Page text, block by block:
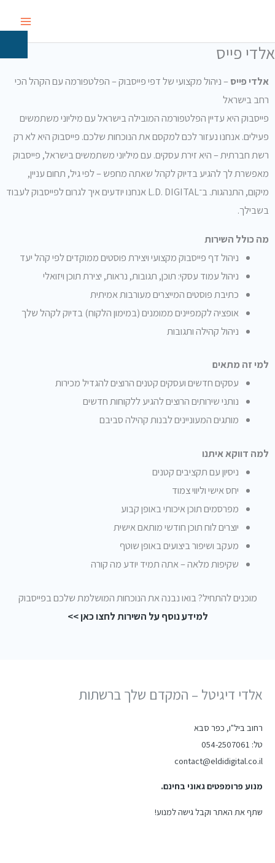
אלדי פייס
אלדי פייס– ניהול מקצועי של דפי פייסבוק – הפלטפורמה עם הקהל הכי
רחב בישראל
פייסבוק היא עדיין הפלטפורמה המובילה בישראל עם מיליוני משתמשים
פעילים. אנחנו נעזור לכם למקסם את הנוכחות שלכם. פייסבוק היא לא רק
רשת חברתית – היא זירת עסקים. עם מיליוני משתמשים בישראל, פייסבוק
מאפשרת לך להגיע בדיוק לקהל שאתה מחפש – לפי גיל, תחום עניין,
מיקום, התנהגות. ב־L.D. DIGITAL אנחנו יודעים איך לגרום לפייסבוק לעבוד
בשבילך.
מה כולל השירות
ניהול דף פייסבוק מקצועי ויצירת פוסטים ממוקדים לפי קהל יעד
ניהול עמוד עסקי: תוכן, תגובות, נראות, יצירת תוכן ויזואלי
כתיבת פוסטים המייצרים מעורבות אמיתית
אופציה לקמפיינים ממומנים (במימון הלקוח) בדיוק לקהל שלך
ניהול קהילה ותגובות
למי זה מתאים
עסקים חדשים ועסקים קטנים הרוצים להגדיל מכירות
נותני שירותים הרוצים להגיע ללקוחות חדשים
מותגים המעוניינים לבנות קהילה סביבם
למה דווקא איתנו
ניסיון עם תקציבים קטנים
יחס אישי וליווי צמוד
מפרסמים תוכן איכותי באופן קבוע
יוצרים לוח תוכן חודשי מותאם אישית
מעקב ושיפור ביצועים באופן שוטף
שקיפות מלאה – אתה תמיד יודע מה קורה
מוכנים להתחיל? בואו נבנה את הנוכחות המושלמת שלכם בפייסבוק
למידע נוסף על השירות לחצו כאן >>
אלדי דיגיטל – המקדם שלך ברשתות
רחוב ביל"ו, כפר סבא
טל: 054-2507061
contact@eldidigital.co.il
מנוע פרומפטים גאוני בחינם.
שתף את האתר וקבל גישה למנוע!